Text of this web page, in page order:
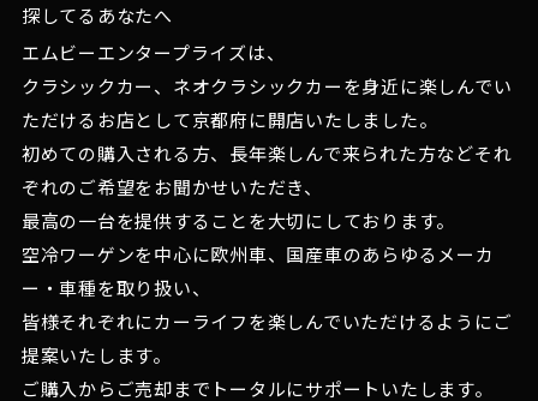
探してるあなたへ
エムビーエンタープライズは、
クラシックカー、ネオクラシックカーを身近に楽しんでい
ただけるお店として京都府に開店いたしました。
初めての購入される方、長年楽しんで来られた方などそれ
ぞれのご希望をお聞かせいただき、
最高の一台を提供することを大切にしております。
空冷ワーゲンを中心に欧州車、国産車のあらゆるメーカ
ー・車種を取り扱い、
皆様それぞれにカーライフを楽しんでいただけるようにご
提案いたします。
ご購入からご売却までトータルにサポートいたします。